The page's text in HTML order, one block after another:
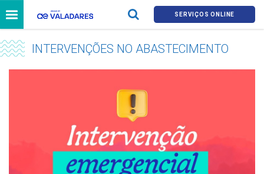
SERVIÇOS ONLINE
INTERVENÇÕES NO ABASTECIMENTO